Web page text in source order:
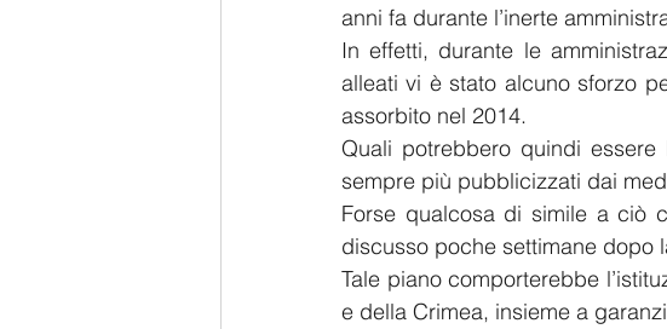
anni fa durante l’inerte
In effetti, durante le
alleati vi è stato alcuno sforzo
assorbito nel 2014.
Quali potrebbero quindi
sempre più pubblicizzati dai
Forse qualcosa di simile a ciò
discusso poche settimane dopo
Tale piano comporterebbe
e della Crimea, insieme a